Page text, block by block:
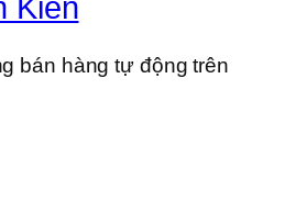
Kiên
bán hàng tự động trên